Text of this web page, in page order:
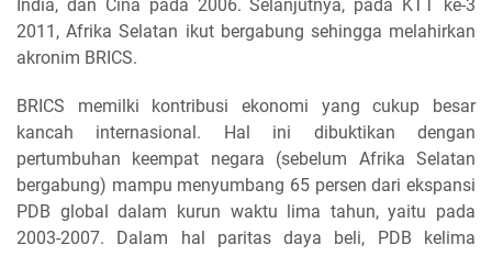
India, dan Cina pada 2006. Selanjutnya, pada KTT ke-3
2011, Afrika Selatan ikut bergabung sehingga melahirkan
akronim BRICS.
BRICS memilki kontribusi ekonomi yang cukup besar
kancah internasional. Hal ini dibuktikan dengan
pertumbuhan keempat negara (sebelum Afrika Selatan
bergabung) mampu menyumbang 65 persen dari ekspansi
PDB global dalam kurun waktu lima tahun, yaitu pada
2003-2007. Dalam hal paritas daya beli, PDB kelima